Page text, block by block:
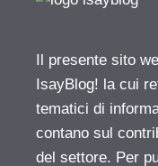
Il presente sito
IsayBlog! la cui
tematici di
contano sul
del settore. Per